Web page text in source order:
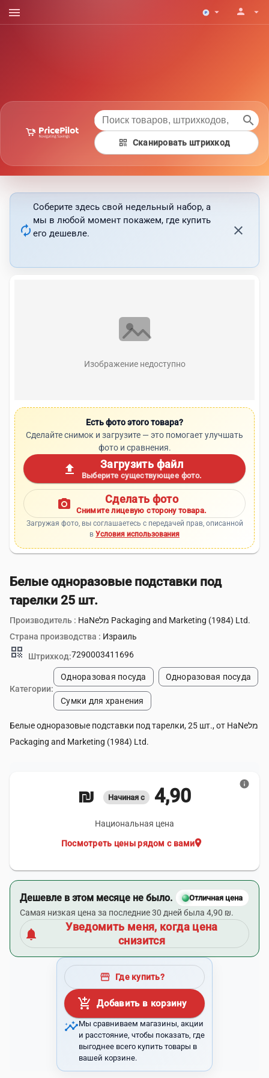
menu arrow_drop_down person arrow_drop_down
search
qr_code Сканировать штрихкод
autorenew
Соберите здесь свой недельный набор, а
мы в любой момент покажем, где купить
его дешевле.
close
Изображение недоступно
Есть фото этого товара?
Сделайте снимок и загрузите — это помогает улучшать
фото и сравнения.
upload Загрузить файл
Выберите существующее фото.
photo_camera Сделать фото
Снимите лицевую сторону товара.
Загружая фото, вы соглашаетесь с передачей прав, описанной
в Условия использования
Белые одноразовые подставки под
тарелки 25 шт.
Производитель :
HaNeמל Packaging and Marketing (1984) Ltd.
Страна производства : Израиль
qr_code Штрихкод:7290003411696
Категории:
Одноразовая посуда Одноразовая посуда
Сумки для хранения
Белые одноразовые подставки под тарелки, 25 шт., от HaNeמל
Packaging and Marketing (1984) Ltd.
Начиная с 4,90 ₪
Национальная цена
location_on
Посмотреть цены рядом с вами
info
Дешевле в этом месяце не было. Отличная цена
Самая низкая цена за последние 30 дней была 4,90 ₪.
notifications
Уведомить меня, когда цена
снизится
storefront Где купить?
add_shopping_cart Добавить в корзину
insightsМы сравниваем магазины, акции
и расстояние, чтобы показать, где
выгоднее всего купить товары в
вашей корзине.